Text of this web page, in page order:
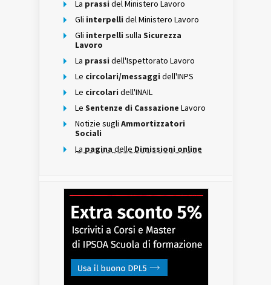
La prassi del Ministero Lavoro
Gli interpelli del Ministero Lavoro
Gli interpelli sulla Sicurezza
Lavoro
La prassi dell'Ispettorato Lavoro
Le circolari/messaggi dell'INPS
Le circolari dell'INAIL
Le Sentenze di Cassazione Lavoro
Notizie sugli Ammortizzatori
Sociali
La pagina delle Dimissioni online